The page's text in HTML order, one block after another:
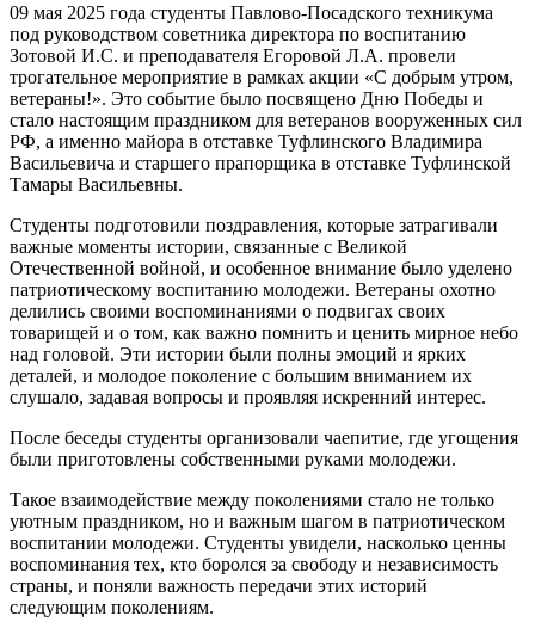
09 мая 2025 года студенты Павлово-Посадского техникума
под руководством советника директора по воспитанию
Зотовой И.С. и преподавателя Егоровой Л.А. провели
трогательное мероприятие в рамках акции «С добрым утром,
ветераны!». Это событие было посвящено Дню Победы и
стало настоящим праздником для ветеранов вооруженных сил
РФ, а именно майора в отставке Туфлинского Владимира
Васильевича и старшего прапорщика в отставке Туфлинской
Тамары Васильевны.
Студенты подготовили поздравления, которые затрагивали
важные моменты истории, связанные с Великой
Отечественной войной, и особенное внимание было уделено
патриотическому воспитанию молодежи. Ветераны охотно
делились своими воспоминаниями о подвигах своих
товарищей и о том, как важно помнить и ценить мирное небо
над головой. Эти истории были полны эмоций и ярких
деталей, и молодое поколение с большим вниманием их
слушало, задавая вопросы и проявляя искренний интерес.
После беседы студенты организовали чаепитие, где угощения
были приготовлены собственными руками молодежи.
Такое взаимодействие между поколениями стало не только
уютным праздником, но и важным шагом в патриотическом
воспитании молодежи. Студенты увидели, насколько ценны
воспоминания тех, кто боролся за свободу и независимость
страны, и поняли важность передачи этих историй
следующим поколениям.